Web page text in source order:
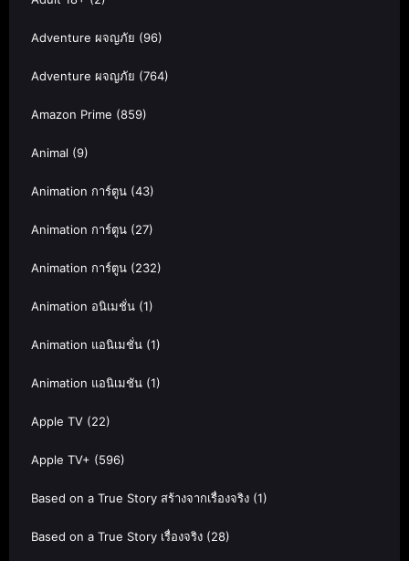
Adventure ผจญภัย (96)
Adventure ผจญภัย (764)
Amazon Prime (859)
Animal (9)
Animation การ์ตูน (43)
Animation การ์ตูน (27)
Animation การ์ตูน (232)
Animation อนิเมชั่น (1)
Animation แอนิเมชั่น (1)
Animation แอนิเมชัน (1)
Apple TV (22)
Apple TV+ (596)
Based on a True Story สร้างจากเรื่องจริง (1)
Based on a True Story เรื่องจริง (28)